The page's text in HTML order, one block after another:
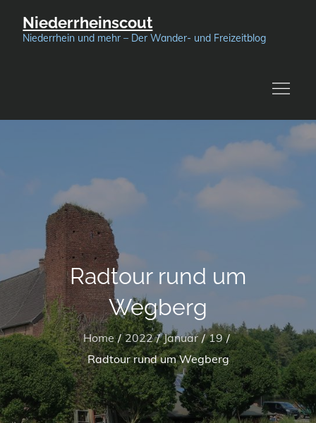
Niederrheinscout
Niederrhein und mehr – Der Wander- und Freizeitblog
Radtour rund um
Wegberg
Home 2022 Januar
19
Radtour rund um Wegberg